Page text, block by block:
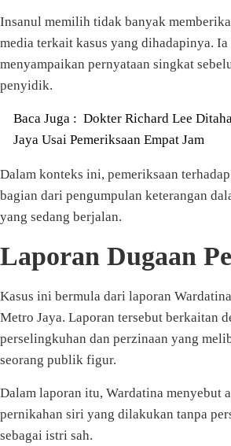
Insanul memilih tidak banyak
media terkait kasus yang dihadapinya. Ia
menyampaikan pernyataan singkat
penyidik.
Baca Juga : Dokter Richard Lee
Jaya Usai Pemeriksaan Empat Jam
Dalam konteks ini, pemeriksaan
bagian dari pengumpulan keterangan
yang sedang berjalan.
Laporan Dugaan
Kasus ini bermula dari laporan
Metro Jaya. Laporan tersebut berkaitan
perselingkuhan dan perzinaan yang
seorang publik figur.
Dalam laporan itu, Wardatina menyebut
pernikahan siri yang dilakukan tanpa
sebagai istri sah.